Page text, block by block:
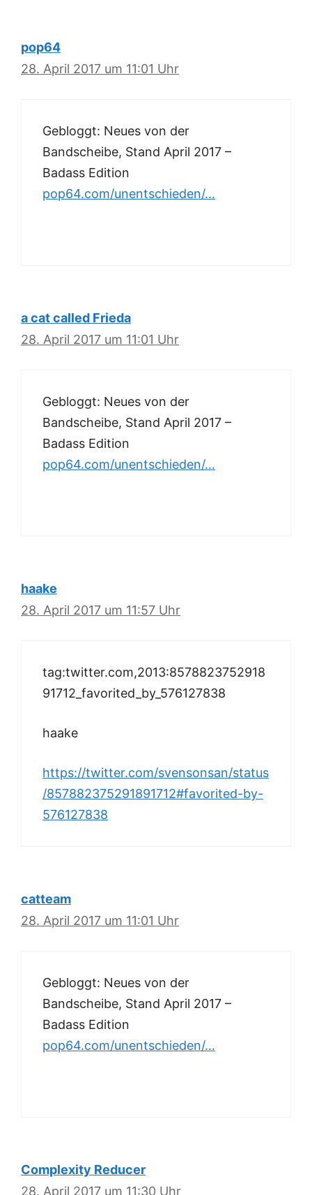
pop64
28. April 2017 um 11:01 Uhr
Gebloggt: Neues von der
Bandscheibe, Stand April 2017 –
Badass Edition
pop64.com/unentschieden/…
a cat called Frieda
28. April 2017 um 11:01 Uhr
Gebloggt: Neues von der
Bandscheibe, Stand April 2017 –
Badass Edition
pop64.com/unentschieden/…
haake
28. April 2017 um 11:57 Uhr
tag:twitter.com,2013:8578823752918
91712_favorited_by_576127838
haake
https://twitter.com/svensonsan/status
/857882375291891712#favorited-by-
576127838
catteam
28. April 2017 um 11:01 Uhr
Gebloggt: Neues von der
Bandscheibe, Stand April 2017 –
Badass Edition
pop64.com/unentschieden/…
Complexity Reducer
28. April 2017 um 11:30 Uhr